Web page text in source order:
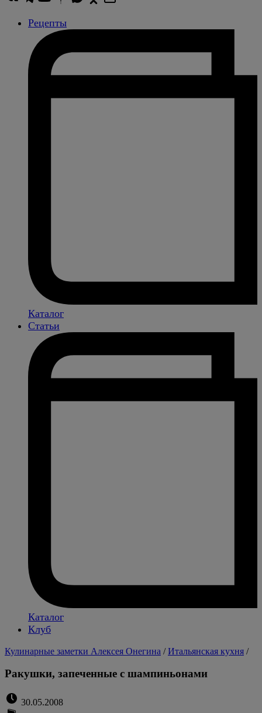
Рецепты
Каталог
Статьи
Каталог
Клуб
Кулинарные заметки Алексея Онегина /Итальянская кухня /
Ракушки, запеченные с шампиньонами
30.05.2008